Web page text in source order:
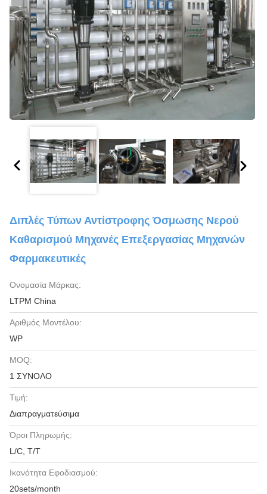
Διπλές Τύπων Αντίστροφης Όσμωσης Νερού
Καθαρισμού Μηχανές Επεξεργασίας Μηχανών
Φαρμακευτικές
Ονομασία Μάρκας:
LTPM China
Αριθμός Μοντέλου:
WP
MOQ:
1 ΣΥΝΟΛΟ
Τιμή:
Διαπραγματεύσιμα
Όροι Πληρωμής:
L/C, T/T
Ικανότητα Εφοδιασμού:
20sets/month